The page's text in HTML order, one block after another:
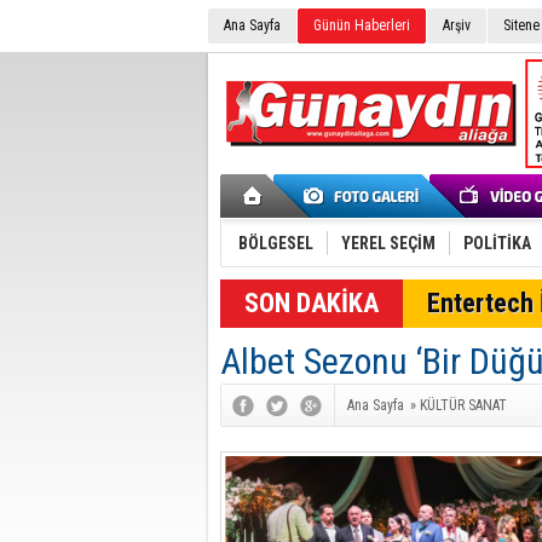
Ana Sayfa Günün Haberleri Arşiv
BÖLGESEL YEREL SEÇİM POLİTİKA
SON DAKİKA Entertech
Albet Sezonu ‘Bir
Ana Sayfa » KÜLTÜR SANAT